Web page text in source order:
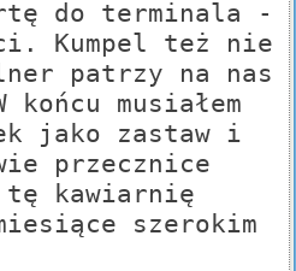
do terminala -
Kumpel też nie
patrzy na nas
musiałem
jako zastaw i
przecznice
kawiarnię
szerokim